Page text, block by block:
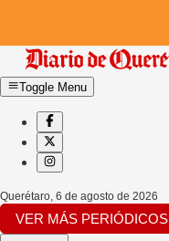
Toggle Menu
Querétaro, 6 de agosto de 2026
VER MÁS PERIÓDICOS